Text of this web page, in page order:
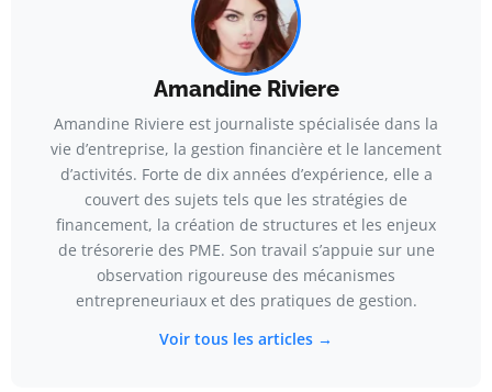
Amandine Riviere
Amandine Riviere est journaliste spécialisée dans la
vie d’entreprise, la gestion financière et le lancement
d’activités. Forte de dix années d’expérience, elle a
couvert des sujets tels que les stratégies de
financement, la création de structures et les enjeux
de trésorerie des PME. Son travail s’appuie sur une
observation rigoureuse des mécanismes
entrepreneuriaux et des pratiques de gestion.
Voir tous les articles →